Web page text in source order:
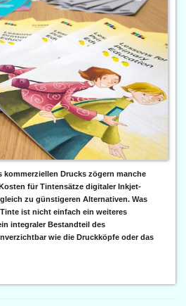
kommerziellen Drucks zögern manche
für Tintensätze digitaler Inkjet-
zu günstigeren Alternativen. Was
ist nicht einfach ein weiteres
integraler Bestandteil des
wie die Druckköpfe oder das